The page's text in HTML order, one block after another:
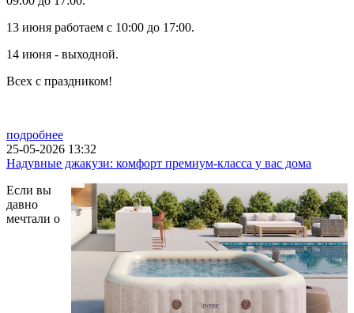
13 июня работаем с 10:00 до 17:00.
14 июня - выходной.
Всех с праздником!
подробнее
25-05-2026 13:32
Надувные джакузи: комфорт премиум-класса у вас дома
Если вы
давно
мечтали о